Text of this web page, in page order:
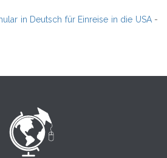
in Deutsch für Einreise in die USA-